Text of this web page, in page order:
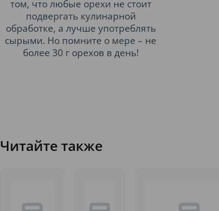
том, что любые орехи не стоит
подвергать кулинарной
обработке, а лучше употреблять
сырыми. Но помните о мере – не
более 30 г орехов в день!
Читайте также